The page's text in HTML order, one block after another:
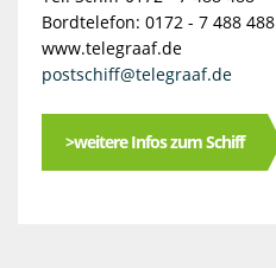
Bordtelefon: 0172 - 7 488 488
www.telegraaf.de
postschiff@telegraaf.de
>weitere Infos zum Schiff